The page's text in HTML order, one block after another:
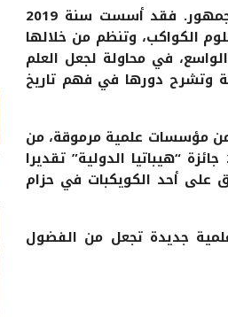
وإلى جانب عملها البحثي، تشتهر الشناوي بشغفها بتبسيط العلوم للجمهور. فقد أسست سنة 2019
الكواكب، وتنظم من خلالها
في محاولة لجعل العلم
وتشرح دورها في فهم تاريخ
مؤسسات علمية مرموقة، من
بينها جائزة الأكاديمية الفرنسية للعلوم سنة 2009، كما نالت سنة 2021 جائزة “هيباتيا الدولية” تقديرا
على أحد الكويكبات في حزام
جديدة تجعل من الفضول